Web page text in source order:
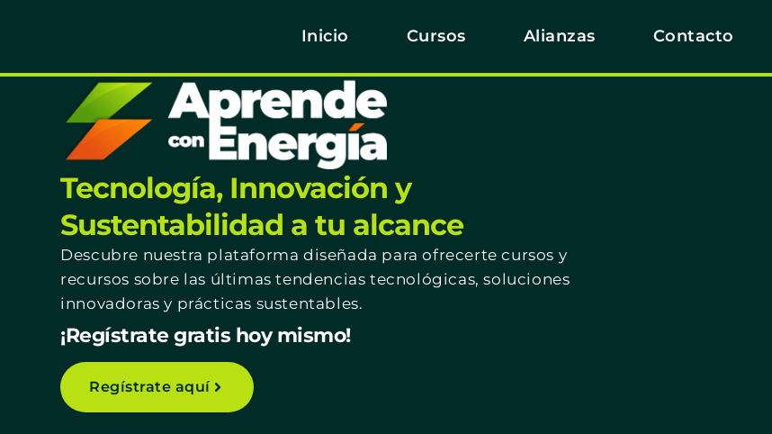
Inicio Cursos Alianzas Contacto
Tecnología, Innovación y
Sustentabilidad a tu alcance
Descubre nuestra plataforma diseñada para ofrecerte cursos y
recursos sobre las últimas tendencias tecnológicas, soluciones
innovadoras y prácticas sustentables.
¡Regístrate gratis hoy mismo!
Regístrate aquí